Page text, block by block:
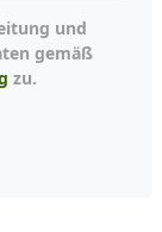
gemäß
zu.